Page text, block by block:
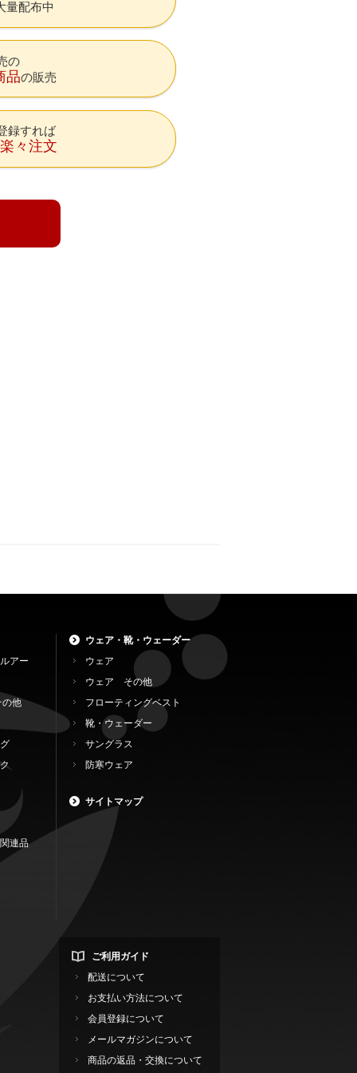
量配布中
の
品の販売
録すれば
々注文
アー
の他
連品
ウェア・靴・ウェーダー
ウェア
ウェア その他
フローティングベスト
靴・ウェーダー
サングラス
防寒ウェア
サイトマップ
ご利用ガイド
配送について
お支払い方法について
会員登録について
メールマガジンについて
商品の返品・交換について